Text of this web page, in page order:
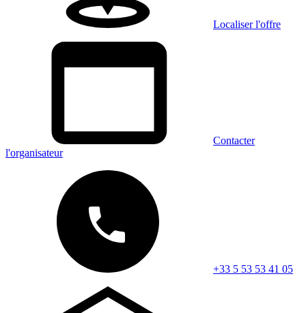
Localiser l'offre
Contacter
l'organisateur
+33 5 53 53 41 05